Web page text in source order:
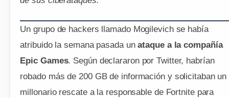
Un grupo de hackers llamado Mogilevich se había
atribuido la semana pasada unataque a la compañía
Epic Games. Según declararon por Twitter, habrían
robado más de 200 GB de información y solicitaban un
millonario rescate a la responsable de Fortnite para